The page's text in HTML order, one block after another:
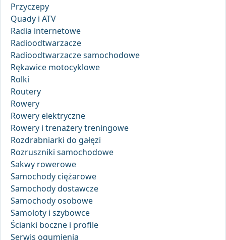
Przyczepy
Quady i ATV
Radia internetowe
Radioodtwarzacze
Radioodtwarzacze samochodowe
Rękawice motocyklowe
Rolki
Routery
Rowery
Rowery elektryczne
Rowery i trenażery treningowe
Rozdrabniarki do gałęzi
Rozruszniki samochodowe
Sakwy rowerowe
Samochody ciężarowe
Samochody dostawcze
Samochody osobowe
Samoloty i szybowce
Ścianki boczne i profile
Serwis ogumienia